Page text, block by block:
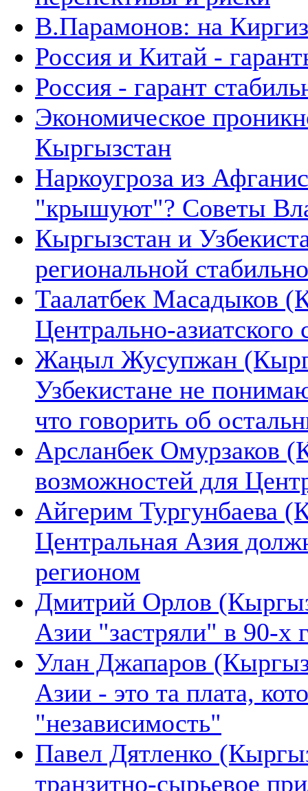
В.Парамонов: на
Россия и Китай -
Россия - гарант
Экономическое
Кыргызстан
Наркоугроза из
"крышуют"? Советы
Кыргызстан и
региональной
Таалатбек Масадыков
Центрально-азиатского
Жаңыл Жусупжан
Узбекистане не
что говорить об
Арсланбек Омурзаков
возможностей для
Айгерим Тургунбаева
Центральная Азия
регионом
Дмитрий Орлов
Азии "застряли" в 90-х
Улан Джапаров
Азии - это та плата,
"независимость"
Павел Дятленко
транзитно-сырьевое